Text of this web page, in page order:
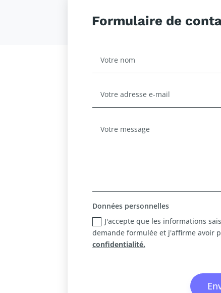
Formulaire de
Données personnelles
J'accepte que les informations
demande formulée et j'affirme avoir
confidentialité.